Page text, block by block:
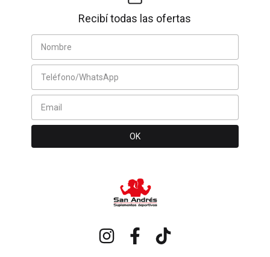
Recibí todas las ofertas